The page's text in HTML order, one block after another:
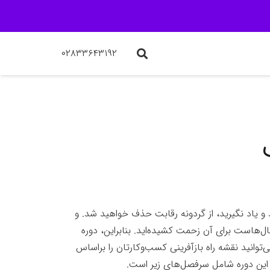
۰۲۸۳۳۶۴۳۱۹۲
و یاد نگیرید، از گردونه رقابت حذف خواهید شد. و
برای آن زحمت کشیده‌اید. بنابراین، دوره
نقشه راه بازآفرینی کسب‌وکارتان را براساس
این دوره شامل سرفصل‌های زیر است.